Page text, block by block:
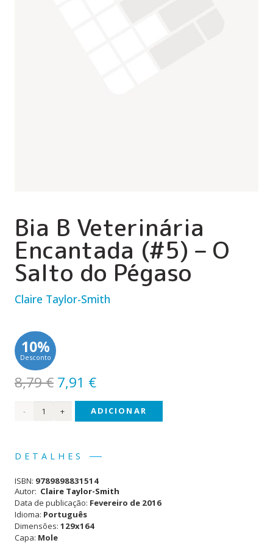
Bia B Veterinária
Encantada (#5) – O
Salto do Pégaso
Claire Taylor-Smith
10%
Desconto
8,79€ O
preço
original
8,79 €.
7,91 €O
preço
atual
Quantidade
Encantada
(#5) -
O
ADICIONAR
DETALHES
ISBN: 9789898831514
Autor: Claire Taylor-Smith
Data de publicação: Fevereiro de 2016
Idioma: Português
Dimensões: 129x164
Capa: Mole